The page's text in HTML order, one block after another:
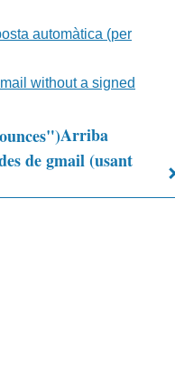
automàtica (per
without a signed
Arriba
de gmail (usant